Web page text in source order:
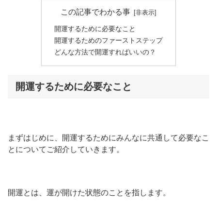
この記事でわかる事
開運するために必要なこと
開運するためのファーストステップ
どんな方法で開運すればいいの？
開運するために必要なこと
まずはじめに、開運するためにみんなに共通して必要なこ
とについてご紹介していきます。
開運とは、運が開けた状態のことを指します。